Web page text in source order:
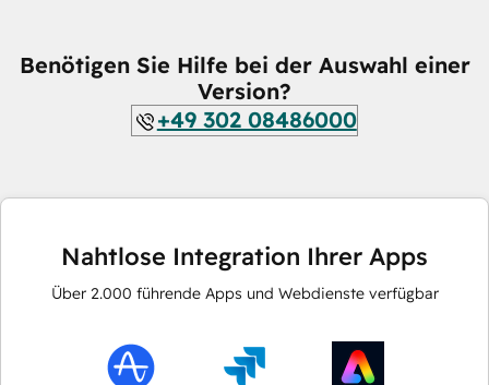
Benötigen Sie Hilfe bei der Auswahl einer
Version?
+49 302 08486000
Nahtlose Integration Ihrer Apps
Über 2.000 führende Apps und Webdienste verfügbar